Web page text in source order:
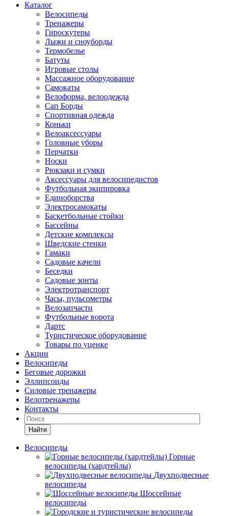
Каталог
Велосипеды
Тренажеры
Гироскутеры
Лыжи и сноуборды
Термобелье
Батуты
Игровые столы
Массажное оборудование
Самокаты
Велоформа, велоодежда
Сап Борды
Спортивная одежда
Коньки
Велоаксессуары
Головные уборы
Перчатки
Носки
Рюкзаки и сумки
Аксессуары для велосипедистов
Футбольная экипировка
Единоборства
Электросамокаты
Баскетбольные стойки
Бассейны
Детские комплексы
Шведские стенки
Гамаки
Садовые качели
Беседки
Садовые зонты
Электротранспорт
Часы, пульсометры
Велозапчасти
Футбольные ворота
Дартс
Туристическое оборудование
Товары по уценке
Акции
Велосипеды
Беговые дорожки
Эллипсоиды
Силовые тренажеры
Велотренажеры
Контакты
Найти
Велосипеды
Горные
велосипеды (хардтейлы)
Двухподвесные
велосипеды
Шоссейные
велосипеды